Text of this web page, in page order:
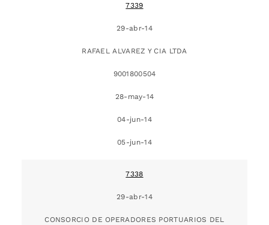
7339
29-abr-14
RAFAEL ALVAREZ Y CIA LTDA
9001800504
28-may-14
04-jun-14
05-jun-14
7338
29-abr-14
CONSORCIO DE OPERADORES PORTUARIOS DEL